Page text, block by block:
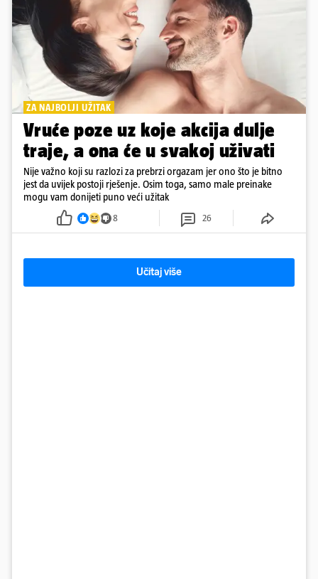
ZA NAJBOLJI UŽITAK
Vruće poze uz koje akcija dulje
traje, a ona će u svakoj uživati
Nije važno koji su razlozi za prebrzi orgazam jer ono što je bitno
jest da uvijek postoji rješenje. Osim toga, samo male preinake
mogu vam donijeti puno veći užitak
8 26
Učitaj više